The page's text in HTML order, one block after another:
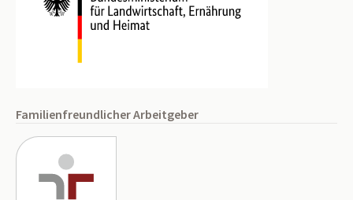
Familienfreundlicher Arbeitgeber